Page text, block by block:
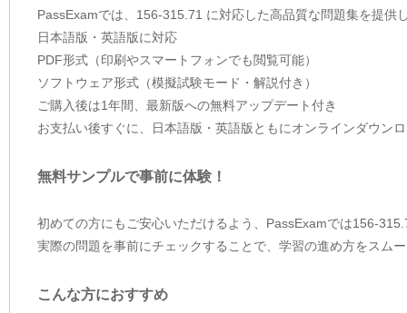
PassExamでは、156-315.71 に対応した高品質な問題集を提供
日本語版・英語版に対応
PDF形式（印刷やスマートフォンでも閲覧可能）
ソフトウェア形式（模擬試験モード・解説付き）
ご購入後は1年間、最新版への無料アップデート付き
お支払い後すぐに、日本語版・英語版ともにオンラインダウン
無料サンプルで事前に体験！
初めての方にもご安心いただけるよう、PassExamでは156-
実際の問題を事前にチェックすることで、学習の進め方をスム
こんな方におすすめ